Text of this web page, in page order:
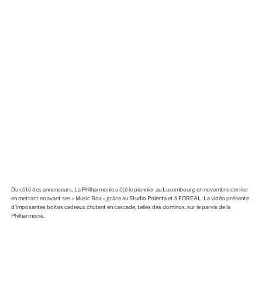
Du côté des annonceurs, La Philharmonie a été le pionnier au Luxembourg en novembre dernier
en mettant en avant ses « Music Box » grâce auStudio Polentaet à FOREAL. La vidéo présente
d’imposantes boîtes cadeaux chutant en cascade, telles des dominos, sur le parvis de la
Philharmonie.